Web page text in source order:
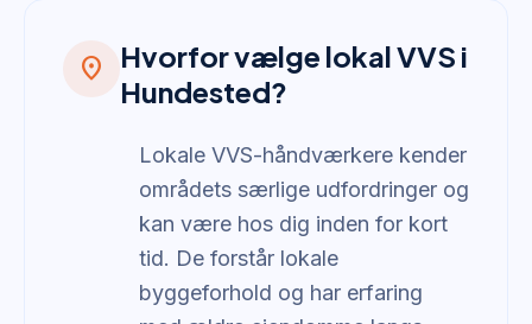
location_on
Hvorfor vælge lokal VVS i
Hundested?
Lokale VVS-håndværkere kender
områdets særlige udfordringer og
kan være hos dig inden for kort
tid. De forstår lokale
byggeforhold og har erfaring